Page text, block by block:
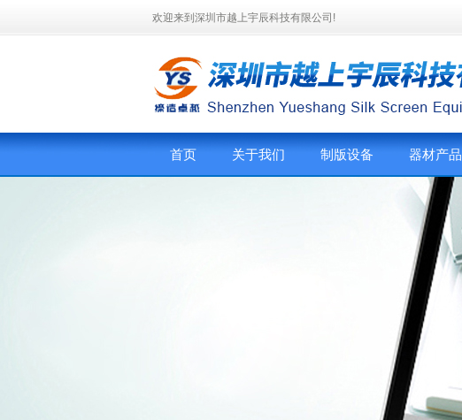
欢迎来到深圳市越上宇辰科技有限公司!
首页 关于我们 制版设备 器材产品